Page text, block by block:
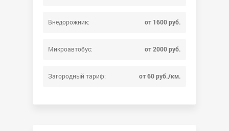
Внедорожник: от 1600 руб.
Микроавтобус: от 2000 руб.
Загородный тариф: от 60 руб./км.